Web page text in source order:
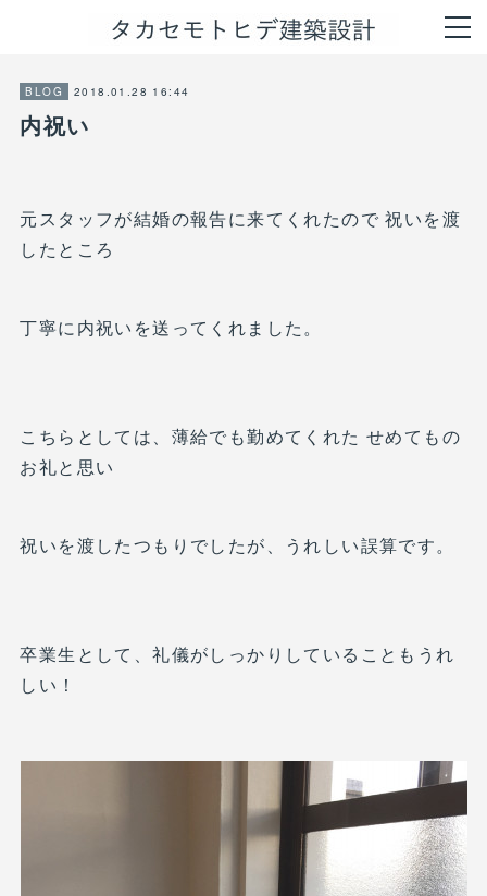
BLOG 2018.01.28 16:44
内祝い
元スタッフが結婚の報告に来てくれたので 祝いを渡
したところ
丁寧に内祝いを送ってくれました。
こちらとしては、薄給でも勤めてくれた せめてもの
お礼と思い
祝いを渡したつもりでしたが、うれしい誤算です。
卒業生として、礼儀がしっかりしていることもうれ
しい！